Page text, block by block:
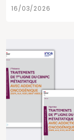
16/03/2026
TRAITEMENT
thésaurus
de 1re
oncogénique,
d’une synthèse
de
National du